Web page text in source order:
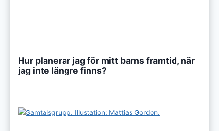
Hur planerar jag för mitt barns framtid, när
jag inte längre finns?